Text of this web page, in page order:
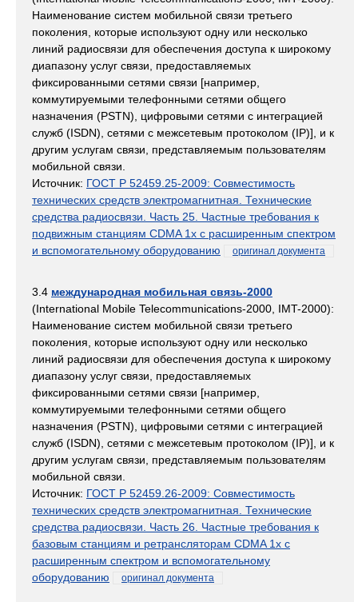
Наименование систем мобильной связи третьего
поколения, которые используют одну или несколько
линий радиосвязи для обеспечения доступа к широкому
диапазону услуг связи, предоставляемых
фиксированными сетями связи [например,
коммутируемыми телефонными сетями общего
назначения (PSTN), цифровыми сетями с интеграцией
служб (ISDN), сетями с межсетевым протоколом (IP)], и к
другим услугам связи, представляемым пользователям
мобильной связи.
Источник: ГОСТ Р 52459.25-2009: Совместимость
технических средств электромагнитная. Технические
средства радиосвязи. Часть 25. Частные требования к
подвижным станциям CDMA 1х с расширенным спектром
и вспомогательному оборудованию
оригинал документа
3.4 международная мобильная связь-2000
(International Mobile Telecommunications-2000, IMT-2000):
Наименование систем мобильной связи третьего
поколения, которые используют одну или несколько
линий радиосвязи для обеспечения доступа к широкому
диапазону услуг связи, предоставляемых
фиксированными сетями связи [например,
коммутируемыми телефонными сетями общего
назначения (PSTN), цифровыми сетями с интеграцией
служб (ISDN), сетями с межсетевым протоколом (IP)], и к
другим услугам связи, представляемым пользователям
мобильной связи.
Источник: ГОСТ Р 52459.26-2009: Совместимость
технических средств электромагнитная. Технические
средства радиосвязи. Часть 26. Частные требования к
базовым станциям и ретрансляторам CDMA 1x с
расширенным спектром и вспомогательному
оборудованию
оригинал документа